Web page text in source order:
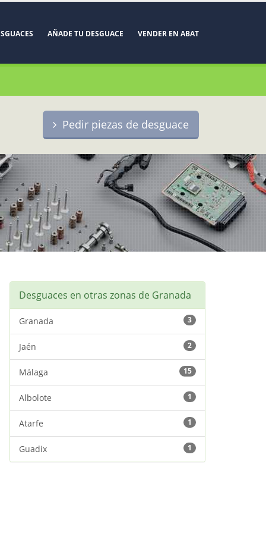
AÑADE TU DESGUACE VENDER EN ABAT
Pedir piezas de desguace
Desguaces en otras zonas de Granada
Granada 3
Jaén 2
Málaga 15
Albolote 1
Atarfe 1
Guadix 1